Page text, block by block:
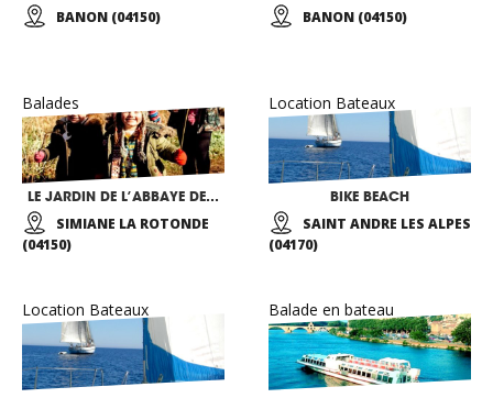
BANON (04150) BANON (04150)
Balades
LE JARDIN DE L’ABBAYE DE VALSAINTES
SIMIANE LA ROTONDE
(04150)
Location Bateaux
BIKE BEACH
SAINT ANDRE LES ALPES
(04170)
Location Bateaux Balade en bateau